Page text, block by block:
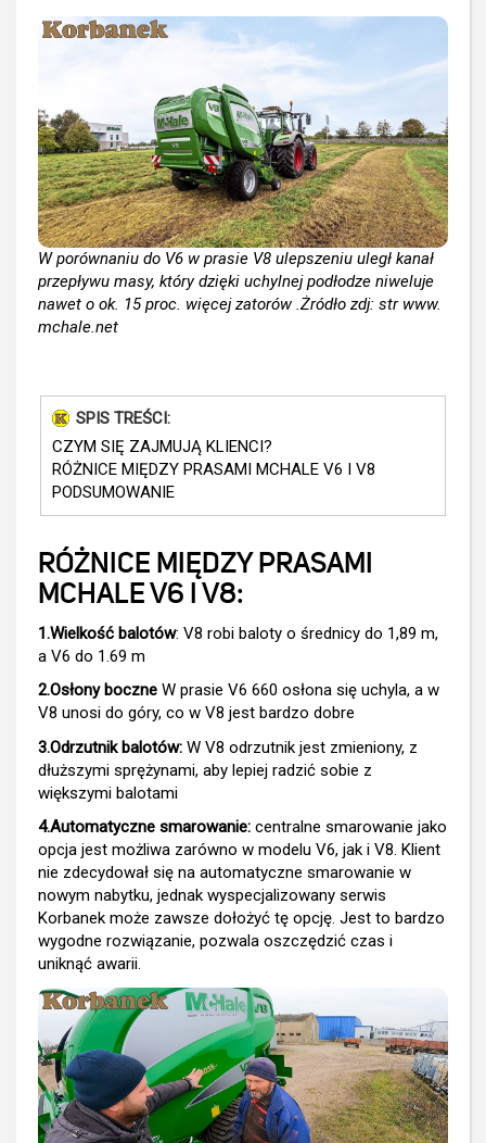
W porównaniu do V6 w prasie V8 ulepszeniu uległ kanał
przepływu masy, który dzięki uchylnej podłodze niweluje
nawet o ok. 15 proc. więcej zatorów .Żródło zdj: str www.
mchale.net
SPIS TREŚCI:
CZYM SIĘ ZAJMUJĄ KLIENCI?
RÓŻNICE MIĘDZY PRASAMI MCHALE V6 I V8
PODSUMOWANIE
RÓŻNICE MIĘDZY PRASAMI
MCHALE V6 I V8:
1.Wielkość balotów: V8 robi baloty o średnicy do 1,89 m,
a V6 do 1.69 m
2.Osłony boczne W prasie V6 660 osłona się uchyla, a w
V8 unosi do góry, co w V8 jest bardzo dobre
3.Odrzutnik balotów: W V8 odrzutnik jest zmieniony, z
dłuższymi sprężynami, aby lepiej radzić sobie z
większymi balotami
4.Automatyczne smarowanie: centralne smarowanie jako
opcja jest możliwa zarówno w modelu V6, jak i V8. Klient
nie zdecydował się na automatyczne smarowanie w
nowym nabytku, jednak wyspecjalizowany serwis
Korbanek może zawsze dołożyć tę opcję. Jest to bardzo
wygodne rozwiązanie, pozwala oszczędzić czas i
uniknąć awarii.